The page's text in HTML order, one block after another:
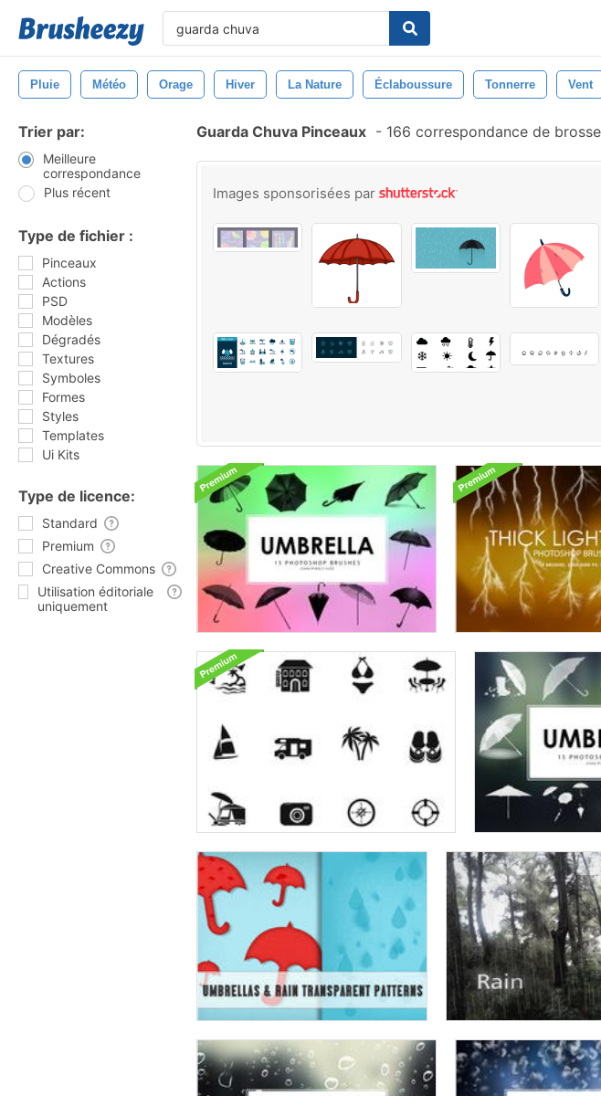
Pluie Météo Orage Hiver La Nature Éclaboussure Tonnerre Vent
Trier par:
Meilleure
correspondance
Plus récent
Type de fichier :
Pinceaux
Actions
PSD
Modèles
Dégradés
Textures
Symboles
Formes
Styles
Templates
Ui Kits
Type de licence:
Standard
Premium
Creative Commons
Utilisation éditoriale
uniquement
Guarda Chuva Pinceaux - 166 correspondance de brosse
Images sponsorisées par